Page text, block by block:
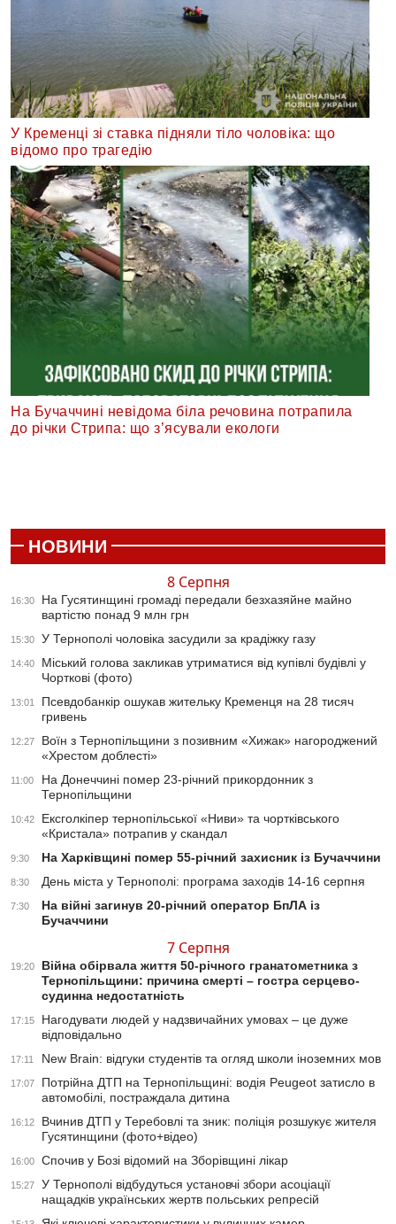
У Кременці зі ставка підняли тіло чоловіка: що
відомо про трагедію
На Бучаччині невідома біла речовина потрапила
до річки Стрипа: що з’ясували екологи
НОВИНИ
8 Серпня
16:30
На Гусятинщині громаді передали безхазяйне майно
вартістю понад 9 млн грн
15:30 У Тернополі чоловіка засудили за крадіжку газу
14:40
Міський голова закликав утриматися від купівлі будівлі у
Чорткові (фото)
13:01
Псевдобанкір ошукав жительку Кременця на 28 тисяч
гривень
12:27
Воїн з Тернопільщини з позивним «Хижак» нагороджений
«Хрестом доблесті»
11:00
На Донеччині помер 23-річний прикордонник з
Тернопільщини
10:42
Ексголкіпер тернопільської «Ниви» та чортківського
«Кристала» потрапив у скандал
9:30 На Харківщині помер 55-річний захисник із Бучаччини
8:30 День міста у Тернополі: програма заходів 14-16 серпня
7:30
На війні загинув 20-річний оператор БпЛА із
Бучаччини
7 Серпня
19:20
Війна обірвала життя 50-річного гранатометника з
Тернопільщини: причина смерті – гостра серцево-
судинна недостатність
17:15
Нагодувати людей у надзвичайних умовах – це дуже
відповідально
17:11 New Brain: відгуки студентів та огляд школи іноземних мов
17:07
Потрійна ДТП на Тернопільщині: водія Peugeot затисло в
автомобілі, постраждала дитина
16:12
Вчинив ДТП у Теребовлі та зник: поліція розшукує жителя
Гусятинщини (фото+відео)
16:00 Спочив у Бозі відомий на Зборівщині лікар
15:27
У Тернополі відбудуться установчі збори асоціації
нащадків українських жертв польських репресій